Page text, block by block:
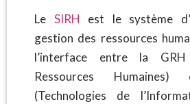
Le SIRH est le système
gestion des ressources
l’interface entre la
Ressources
(Technologies de